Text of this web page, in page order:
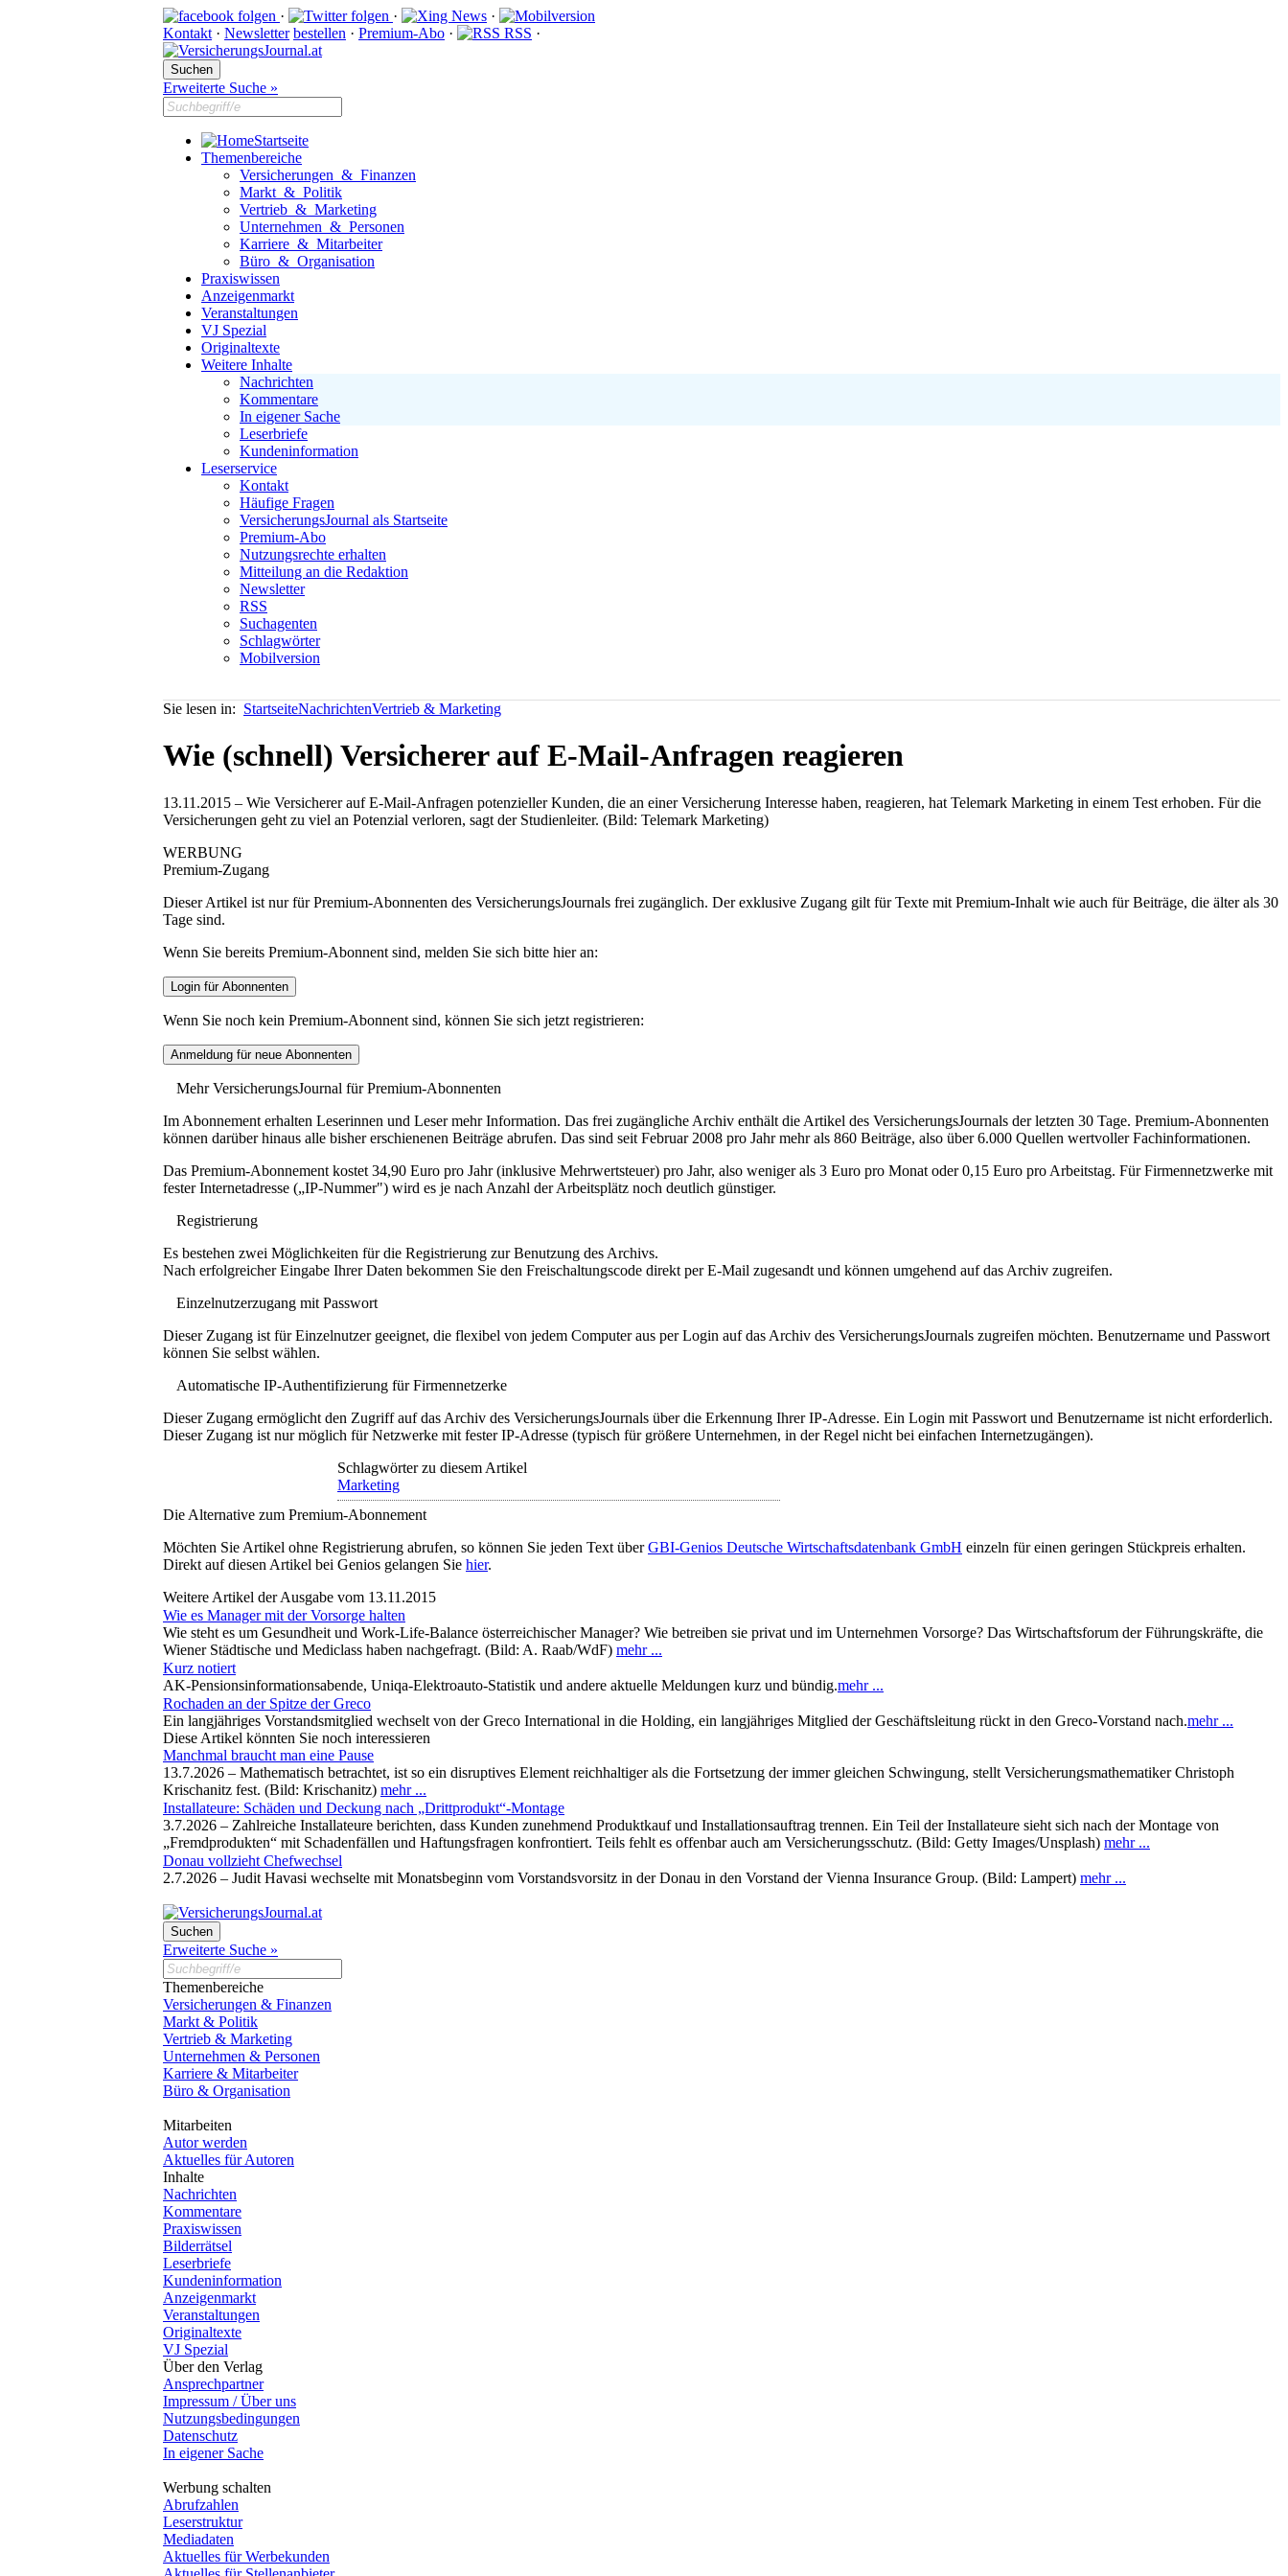
· ·
·
Kontakt · Newsletter bestellen · Premium-Abo · RSS ·
Erweiterte Suche »
Startseite
Themenbereiche
Versicherungen & Finanzen
Markt & Politik
Vertrieb & Marketing
Unternehmen & Personen
Karriere & Mitarbeiter
Büro & Organisation
Praxiswissen
Anzeigenmarkt
Veranstaltungen
VJ Spezial
Originaltexte
Weitere Inhalte
Nachrichten
Kommentare
In eigener Sache
Leserbriefe
Kundeninformation
Leserservice
Kontakt
Häufige Fragen
VersicherungsJournal als Startseite
Premium-Abo
Nutzungsrechte erhalten
Mitteilung an die Redaktion
Newsletter
RSS
Suchagenten
Schlagwörter
Mobilversion
Sie lesen in: StartseiteNachrichtenVertrieb & Marketing
Wie (schnell) Versicherer auf E-Mail-Anfragen reagieren
13.11.2015 – Wie Versicherer auf E-Mail-Anfragen potenzieller Kunden, die an einer Versicherung Interesse haben, reagieren, hat Telemark Marketing in einem Test erhoben. Für die
Versicherungen geht zu viel an Potenzial verloren, sagt der Studienleiter. (Bild: Telemark Marketing)
WERBUNG
Premium-Zugang
Dieser Artikel ist nur für Premium-Abonnenten des VersicherungsJournals frei zugänglich. Der exklusive Zugang gilt für Texte mit Premium-Inhalt wie auch für Beiträge, die älter als 30
Tage sind.
Wenn Sie bereits Premium-Abonnent sind, melden Sie sich bitte hier an:
Wenn Sie noch kein Premium-Abonnent sind, können Sie sich jetzt registrieren:
Mehr VersicherungsJournal für Premium-Abonnenten
Im Abonnement erhalten Leserinnen und Leser mehr Information. Das frei zugängliche Archiv enthält die Artikel des VersicherungsJournals der letzten 30 Tage. Premium-Abonnenten
können darüber hinaus alle bisher erschienenen Beiträge abrufen. Das sind seit Februar 2008 pro Jahr mehr als 860 Beiträge, also über 6.000 Quellen wertvoller Fachinformationen.
Das Premium-Abonnement kostet 34,90 Euro pro Jahr (inklusive Mehrwertsteuer) pro Jahr, also weniger als 3 Euro pro Monat oder 0,15 Euro pro Arbeitstag. Für Firmennetzwerke mit
fester Internetadresse („IP-Nummer") wird es je nach Anzahl der Arbeitsplätz noch deutlich günstiger.
Registrierung
Es bestehen zwei Möglichkeiten für die Registrierung zur Benutzung des Archivs.
Nach erfolgreicher Eingabe Ihrer Daten bekommen Sie den Freischaltungscode direkt per E-Mail zugesandt und können umgehend auf das Archiv zugreifen.
Einzelnutzerzugang mit Passwort
Dieser Zugang ist für Einzelnutzer geeignet, die flexibel von jedem Computer aus per Login auf das Archiv des VersicherungsJournals zugreifen möchten. Benutzername und Passwort
können Sie selbst wählen.
Automatische IP-Authentifizierung für Firmennetzerke
Dieser Zugang ermöglicht den Zugriff auf das Archiv des VersicherungsJournals über die Erkennung Ihrer IP-Adresse. Ein Login mit Passwort und Benutzername ist nicht erforderlich.
Dieser Zugang ist nur möglich für Netzwerke mit fester IP-Adresse (typisch für größere Unternehmen, in der Regel nicht bei einfachen Internetzugängen).
Schlagwörter zu diesem Artikel
Marketing
Die Alternative zum Premium-Abonnement
Möchten Sie Artikel ohne Registrierung abrufen, so können Sie jeden Text überGBI-Genios Deutsche Wirtschaftsdatenbank GmbH einzeln für einen geringen Stückpreis erhalten.
Direkt auf diesen Artikel bei Genios gelangen Sie hier.
Weitere Artikel der Ausgabe vom 13.11.2015
Wie es Manager mit der Vorsorge halten
Wie steht es um Gesundheit und Work-Life-Balance österreichischer Manager? Wie betreiben sie privat und im Unternehmen Vorsorge? Das Wirtschaftsforum der Führungskräfte, die
Wiener Städtische und Mediclass haben nachgefragt. (Bild: A. Raab/WdF) mehr ...
Kurz notiert
AK-Pensionsinformationsabende, Uniqa-Elektroauto-Statistik und andere aktuelle Meldungen kurz und bündig.mehr ...
Rochaden an der Spitze der Greco
Ein langjähriges Vorstandsmitglied wechselt von der Greco International in die Holding, ein langjähriges Mitglied der Geschäftsleitung rückt in den Greco-Vorstand nach.mehr ...
Diese Artikel könnten Sie noch interessieren
Manchmal braucht man eine Pause
13.7.2026 – Mathematisch betrachtet, ist so ein disruptives Element reichhaltiger als die Fortsetzung der immer gleichen Schwingung, stellt Versicherungsmathematiker Christoph
Krischanitz fest. (Bild: Krischanitz) mehr ...
Installateure: Schäden und Deckung nach „Drittprodukt“-Montage
3.7.2026 – Zahlreiche Installateure berichten, dass Kunden zunehmend Produktkauf und Installationsauftrag trennen. Ein Teil der Installateure sieht sich nach der Montage von
„Fremdprodukten“ mit Schadenfällen und Haftungsfragen konfrontiert. Teils fehlt es offenbar auch am Versicherungsschutz. (Bild: Getty Images/Unsplash) mehr ...
Donau vollzieht Chefwechsel
2.7.2026 – Judit Havasi wechselte mit Monatsbeginn vom Vorstandsvorsitz in der Donau in den Vorstand der Vienna Insurance Group. (Bild: Lampert) mehr ...
Erweiterte Suche »
Themenbereiche
Versicherungen & Finanzen
Markt & Politik
Vertrieb & Marketing
Unternehmen & Personen
Karriere & Mitarbeiter
Büro & Organisation
Mitarbeiten
Autor werden
Aktuelles für Autoren
Inhalte
Nachrichten
Kommentare
Praxiswissen
Bilderrätsel
Leserbriefe
Kundeninformation
Anzeigenmarkt
Veranstaltungen
Originaltexte
VJ Spezial
Über den Verlag
Ansprechpartner
Impressum / Über uns
Nutzungsbedingungen
Datenschutz
In eigener Sache
Werbung schalten
Abrufzahlen
Leserstruktur
Mediadaten
Aktuelles für Werbekunden